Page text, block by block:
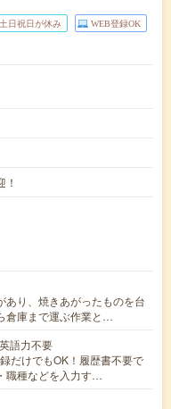
土日祝日が休み WEB登録OK
あり、焼きあがったものを台
倉庫まで運ぶ作業と…
語力不要
だけでもOK！履歴書不要で
職種などを入力す…